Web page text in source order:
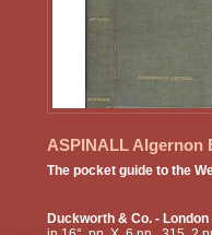
ASPINALL Algernon
The pocket guide to the
Duckworth & Co.- London